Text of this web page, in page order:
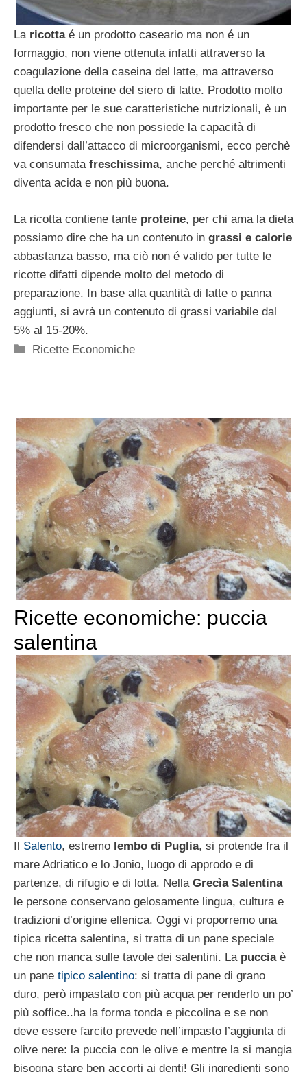
La ricottaé un prodotto caseario ma non é un
formaggio, non viene ottenuta infatti attraverso la
coagulazione della caseina del latte, ma attraverso
quella delle proteine del siero di latte. Prodotto molto
importante per le sue caratteristiche nutrizionali, è un
prodotto fresco che non possiede la capacità di
difendersi dall’attacco di microorganismi, ecco perchè
va consumata freschissima, anche perché altrimenti
diventa acida e non più buona.
La ricotta contiene tante proteine, per chi ama la dieta
possiamo dire che ha un contenuto in grassi e calorie
abbastanza basso, ma ciò non é valido per tutte le
ricotte difatti dipende molto del metodo di
preparazione. In base alla quantità di latte o panna
aggiunti, si avrà un contenuto di grassi variabile dal
5% al 15-20%.
Categorie
Ricette Economiche
Ricette economiche: puccia
salentina
Il Salento, estremo lembo di Puglia, si protende fra il
mare Adriatico e lo Jonio, luogo di approdo e di
partenze, di rifugio e di lotta. Nella Grecìa Salentina
le persone conservano gelosamente lingua, cultura e
tradizioni d’origine ellenica. Oggi vi proporremo una
tipica ricetta salentina, si tratta di un pane speciale
che non manca sulle tavole dei salentini. La pucciaè
un pane tipico salentino: si tratta di pane di grano
duro, però impastato con più acqua per renderlo un po’
più soffice..ha la forma tonda e piccolina e se non
deve essere farcito prevede nell’impasto l’aggiunta di
olive nere: la puccia con le olive e mentre la si mangia
bisogna stare ben accorti ai denti! Gli ingredienti sono